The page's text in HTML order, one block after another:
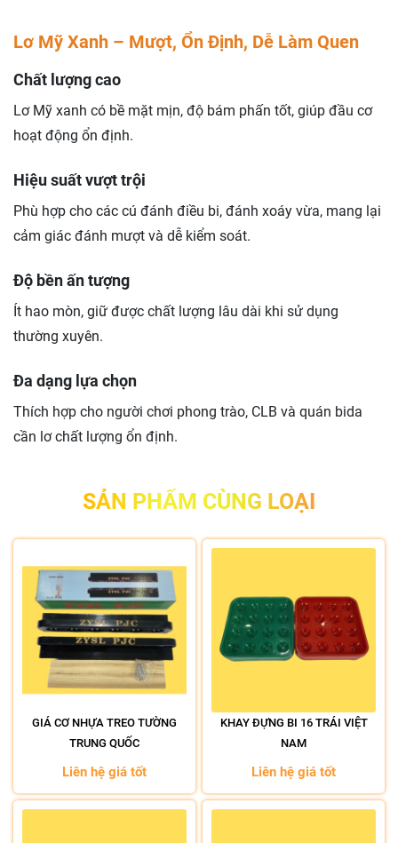
Lơ Mỹ Xanh – Mượt, Ổn Định, Dễ Làm Quen
Chất lượng cao
Lơ Mỹ xanh có bề mặt mịn, độ bám phấn tốt, giúp đầu cơ
hoạt động ổn định.
Hiệu suất vượt trội
Phù hợp cho các cú đánh điều bi, đánh xoáy vừa, mang lại
cảm giác đánh mượt và dễ kiểm soát.
Độ bền ấn tượng
Ít hao mòn, giữ được chất lượng lâu dài khi sử dụng
thường xuyên.
Đa dạng lựa chọn
Thích hợp cho người chơi phong trào, CLB và quán bida
cần lơ chất lượng ổn định.
SẢN PHẨM CÙNG LOẠI
GIÁ CƠ NHỰA TREO TƯỜNG
TRUNG QUỐC
Liên hệ giá tốt
KHAY ĐỰNG BI 16 TRÁI VIỆT
NAM
Liên hệ giá tốt